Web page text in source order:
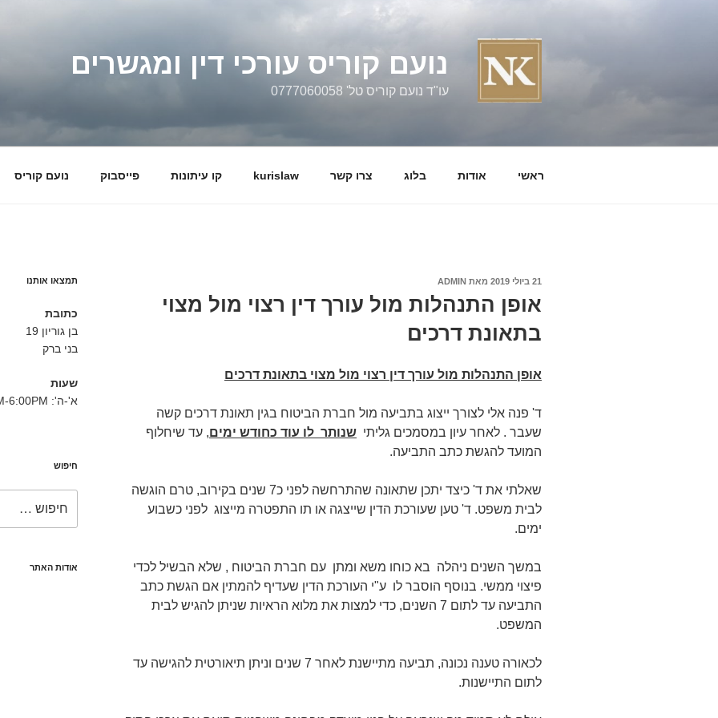
נועם קוריס עורכי דין ומגשרים
עו"ד נועם קוריס טל' 0777060058
ראשי אודות בלוג צרו קשר kurislaw קו עיתונות פייסבוק נועם קוריס
פורסם
21 ביולי 2019 מאת ADMIN
אופן התנהלות מול עורך דין רצוי מול מצוי
בתאונת דרכים
אופן התנהלות מול עורך דין רצוי מול מצוי בתאונת דרכים
ד' פנה אלי לצורך ייצוג בתביעה מול חברת הביטוח בגין תאונת דרכים קשה
שעבר . לאחר עיון במסמכים גליתי שנותר לו עוד כחודש ימים, עד שיחלוף
המועד להגשת כתב התביעה.
שאלתי את ד' כיצד יתכן שתאונה שהתרחשה לפני כ7 שנים בקירוב, טרם הוגשה
לבית משפט. ד' טען שעורכת הדין שייצגה או תו התפטרה מייצוג לפני כשבוע
ימים.
במשך השנים ניהלה בא כוחו משא ומתן עם חברת הביטוח , שלא הבשיל לכדי
פיצוי ממשי. בנוסף הוסבר לו ע"י העורכת הדין שעדיף להמתין אם הגשת כתב
התביעה עד לתום 7 השנים, כדי למצות את מלוא הראיות שניתן להגיש לבית
המשפט.
לכאורה טענה נכונה, תביעה מתיישנת לאחר 7 שנים וניתן תיאורטית להגישה עד
לתום התיישנות.
תמצאו אותנו
כתובת
בן גוריון 19
בני ברק
שעות
א'-ה': 8:30AM-6:00PM
חיפוש
אודות האתר